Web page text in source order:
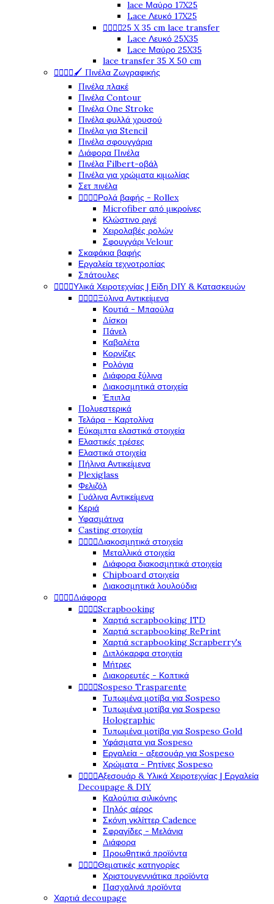
lace Μαύρο 17X25
Lace Λευκό 17X25
25 X 35 cm lace transfer
Lace Λευκό 25X35
Lace Μαύρο 25X35
lace transfer 35 Χ 50 cm
🖌️ Πινέλα Ζωγραφικής
Πινέλα πλακέ
Πινέλα Contour
Πινέλα One Stroke
Πινέλα φυλλά χρυσού
Πινέλα για Stencil
Πινέλα σφουγγάρια
Διάφορα Πινέλα
Πινέλα Filbert-οβάλ
Πινέλα για χρώματα κιμωλίας
Σετ πινέλα
Ρολά βαφής - Rollex
Microfiber από μικροίνες
Κλώστινο ριγέ
Χειρολαβές ρολών
Σφουγγάρι Velour
Σκαφάκια βαφής
Εργαλεία τεχνοτροπίας
Σπάτουλες
Υλικά Χειροτεχνίας | Είδη DIY & Κατασκευών
Ξύλινα Αντικείμενα
Κουτιά - Μπαούλα
Δίσκοι
Πάνελ
Καβαλέτα
Κορνίζες
Ρολόγια
Διάφορα ξύλινα
Διακοσμητικά στοιχεία
Έπιπλα
Πολυεστερικά
Τελάρα - Καρτολίνα
Εύκαμπτα ελαστικά στοιχεία
Ελαστικές τρέσες
Ελαστικά στοιχεία
Πήλινα Αντικείμενα
Plexiglass
Φελιζόλ
Γυάλινα Αντικείμενα
Κεριά
Υφασμάτινα
Casting στοιχεία
Διακοσμητικά στοιχεία
Μεταλλικά στοιχεία
Διάφορα διακοσμητικά στοιχεία
Chipboard στοιχεία
Διακοσμητικά λουλούδια
Διάφορα
Scrapbooking
Χαρτιά scrapbooking ITD
Χαρτιά scrapbooking RePrint
Χαρτιά scrapbooking Scrapberry's
Διπλόκαρφα στοιχεία
Μήτρες
Διακορευτές - Κοπτικά
Sospeso Trasparente
Τυπωμένα μοτίβα για Sospeso
Τυπωμένα μοτίβα για Sospeso
Holographic
Τυπωμένα μοτίβα για Sospeso Gold
Υφάσματα για Sospeso
Εργαλεία - αξεσουάρ για Sospeso
Χρώματα - Ρητίνες Sospeso
Αξεσουάρ & Υλικά Χειροτεχνίας | Εργαλεία
Decoupage & DIY
Καλούπια σιλικόνης
Πηλός αέρος
Σκόνη γκλίττερ Cadence
Σφραγίδες - Μελάνια
Διάφορα
Προωθητικά προϊόντα
Θεματικές κατηγορίες
Χριστουγεννιάτικα προϊόντα
Πασχαλινά προϊόντα
Χαρτιά decoupage